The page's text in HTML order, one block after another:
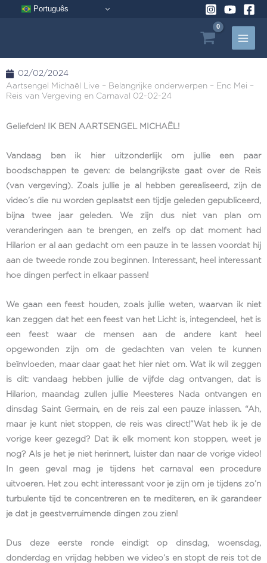
Português
02/02/2024
Aartsengel Michaël Live – Belangrijke onderwerpen – Enc Mei –
Reis van Vergeving en Carnaval 02-02-24
Geliefden! IK BEN AARTSENGEL MICHAËL!
Vandaag ben ik hier uitzonderlijk om jullie een paar
boodschappen te geven: de belangrijkste gaat over de Reis
(van vergeving). Zoals jullie je al hebben gerealiseerd, zijn de
video’s die nu worden geplaatst een tijdje geleden gepubliceerd,
bijna twee jaar geleden. We zijn dus niet van plan om
veranderingen aan te brengen, en zelfs op dat moment had
Hilarion er al aan gedacht om een pauze in te lassen voordat hij
aan de tweede ronde zou beginnen. Interessant, heel interessant
hoe dingen perfect in elkaar passen!
We gaan een feest houden, zoals jullie weten, waarvan ik niet
kan zeggen dat het een feest van het Licht is, integendeel, het is
een feest waar de mensen aan de andere kant heel
opgewonden zijn om de gedachten van velen te kunnen
beïnvloeden, maar daar gaat het hier niet om. Wat ik wil zeggen
is dit: vandaag hebben jullie de vijfde dag ontvangen, dat is
Hilarion, maandag zullen jullie Meesteres Nada ontvangen en
dinsdag Saint Germain, en de reis zal een pauze inlassen. “Ah,
maar je kunt niet stoppen, de reis was direct!”Wat heb ik je de
vorige keer gezegd? Dat ik elk moment kon stoppen, weet je
nog? Als je het je niet herinnert, luister dan naar de vorige video!
In geen geval mag je tijdens het carnaval een procedure
uitvoeren. Het zou echt interessant voor je zijn om je tijdens zo’n
turbulente tijd te concentreren en te mediteren, en ik garandeer
je dat je geestverruimende dingen zou zien!
Dus deze eerste ronde eindigt op dinsdag, woensdag,
donderdag en vrijdag hebben we video’s en stopt de reis tot de